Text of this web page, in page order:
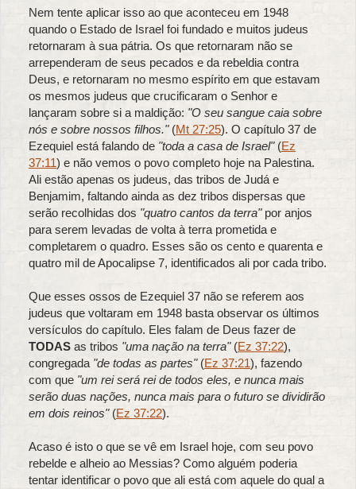
Nem tente aplicar isso ao que aconteceu em 1948
quando o Estado de Israel foi fundado e muitos judeus
retornaram à sua pátria. Os que retornaram não se
arrependeram de seus pecados e da rebeldia contra
Deus, e retornaram no mesmo espírito em que estavam
os mesmos judeus que crucificaram o Senhor e
lançaram sobre si a maldição: "O seu sangue caia sobre
nós e sobre nossos filhos."(Mt 27:25). O capítulo 37 de
Ezequiel está falando de "toda a casa de Israel"(Ez
37:11) e não vemos o povo completo hoje na Palestina.
Ali estão apenas os judeus, das tribos de Judá e
Benjamim, faltando ainda as dez tribos dispersas que
serão recolhidas dos "quatro cantos da terra"por anjos
para serem levadas de volta à terra prometida e
completarem o quadro. Esses são os cento e quarenta e
quatro mil de Apocalipse 7, identificados ali por cada tribo.
Que esses ossos de Ezequiel 37 não se referem aos
judeus que voltaram em 1948 basta observar os últimos
versículos do capítulo. Eles falam de Deus fazer de
TODAS as tribos "uma nação na terra" (Ez 37:22),
congregada "de todas as partes"(Ez 37:21), fazendo
com que "um rei será rei de todos eles, e nunca mais
serão duas nações, nunca mais para o futuro se dividirão
em dois reinos"(Ez 37:22).
Acaso é isto o que se vê em Israel hoje, com seu povo
rebelde e alheio ao Messias? Como alguém poderia
tentar identificar o povo que ali está com aquele do qual a